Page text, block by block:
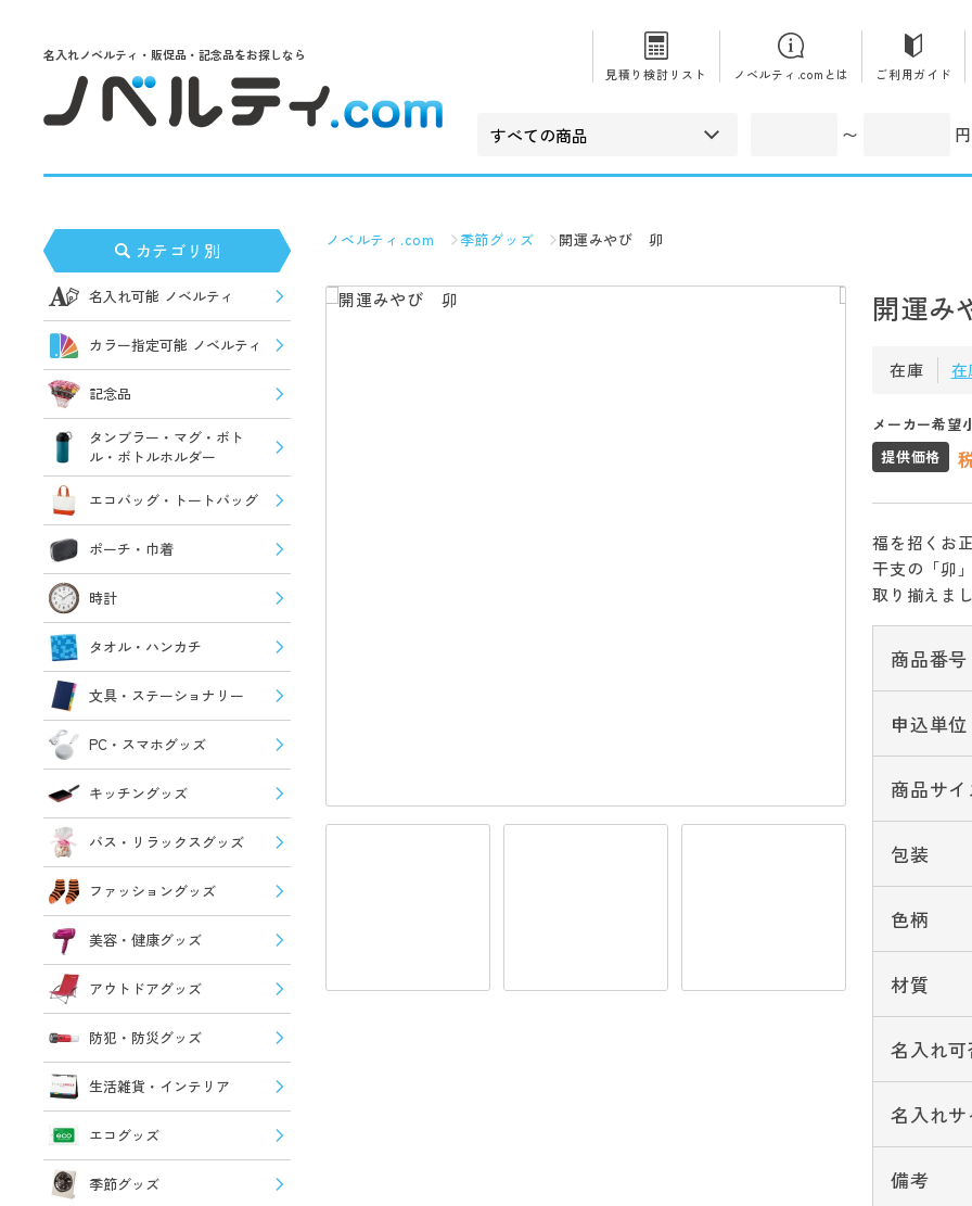
名入れノベルティ・販促品・記念品をお探しなら
見積り検討リスト
ノベルティ.comとは ご利用ガイド
〜 円
カテゴリ別
名入れ可能 ノベルティ
カラー指定可能 ノベルティ
記念品
タンブラー・マグ・ボト
ル・ボトルホルダー
エコバッグ・トートバッグ
ポーチ・巾着
時計
タオル・ハンカチ
文具・ステーショナリー
PC・スマホグッズ
キッチングッズ
バス・リラックスグッズ
ファッショングッズ
美容・健康グッズ
アウトドアグッズ
防犯・防災グッズ
生活雑貨・インテリア
エコグッズ
季節グッズ
ノベルティ.com 季節グッズ 開運みやび 卯
開運
在庫 在
メーカー希望
提供価格
福を招くお
干支の「卯
取り揃えまし
商品番号
申込単位
商品サ
包装
色柄
材質
名入れ可
名入れ
備考